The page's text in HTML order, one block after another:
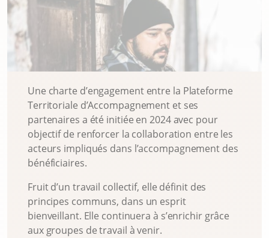
Une charte d’engagement entre la Plateforme
Territoriale d’Accompagnement et ses
partenaires a été initiée en 2024 avec pour
objectif de renforcer la collaboration entre les
acteurs impliqués dans l’accompagnement des
bénéficiaires.
Fruit d’un travail collectif, elle définit des
principes communs, dans un esprit
bienveillant. Elle continuera à s’enrichir grâce
aux groupes de travail à venir.